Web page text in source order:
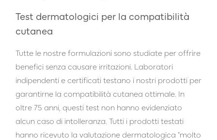
Test dermatologici per la compatibilità
cutanea
Tutte le nostre formulazioni sono studiate per offrire
benefici senza causare irritazioni. Laboratori
indipendenti e certificati testano i nostri prodotti per
garantirne la compatibilità cutanea ottimale. In
oltre 75 anni, questi test non hanno evidenziato
alcun caso di intolleranza. Tutti i prodotti testati
hanno ricevuto la valutazione dermatologica "molto